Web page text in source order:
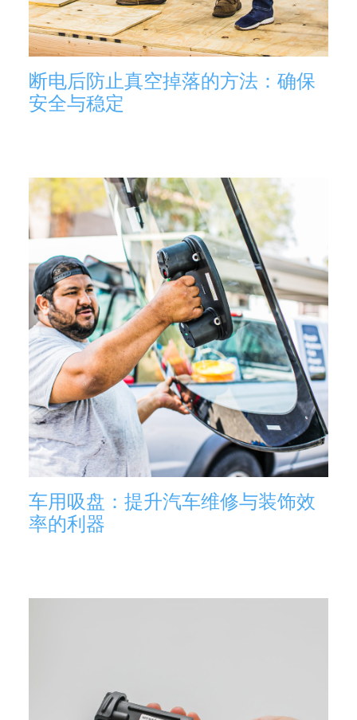
断电后防止真空掉落的方法：确保
安全与稳定
车用吸盘：提升汽车维修与装饰效
率的利器